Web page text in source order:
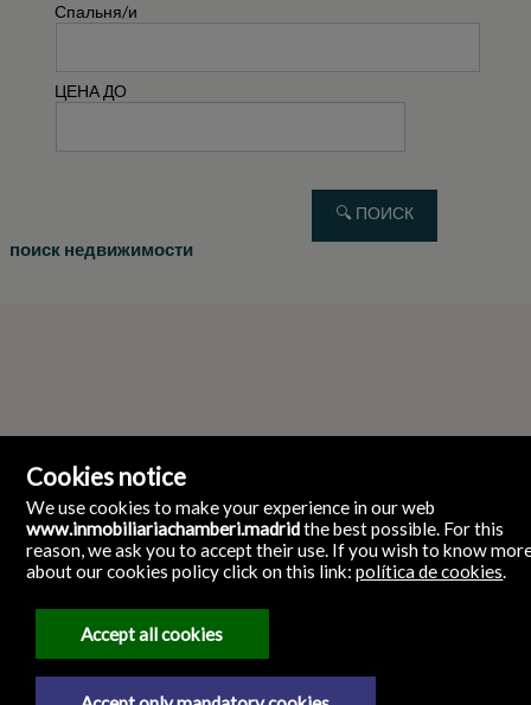
Спальня/и
ЦЕНА ДО
поиск недвижимости
Inmobiliaria ChamberI
28015 Madrid
Испания
Cookies notice
We use cookies to make your experience in our web
www.inmobiliariachamberi.madridthe best possible. For this
reason, we ask you to accept their use. If you wish to know
about our cookies policy click on this link:política de cookies.
Accept all cookies